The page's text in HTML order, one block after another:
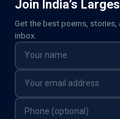
Join India’s
Get the best poems, stories,
inbox.